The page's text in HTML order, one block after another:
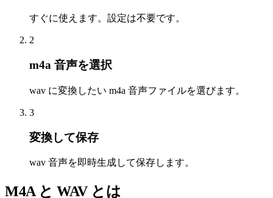
すぐに使えます。設定は不要です。
2
m4a 音声を選択
wav に変換したい m4a 音声ファイルを選びます。
3
変換して保存
wav 音声を即時生成して保存します。
M4A と WAV とは